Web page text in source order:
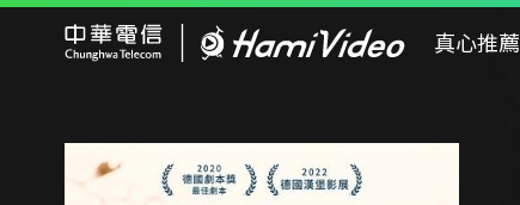
真心推薦